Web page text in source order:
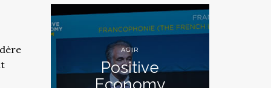
AGIR
Positive
Economy